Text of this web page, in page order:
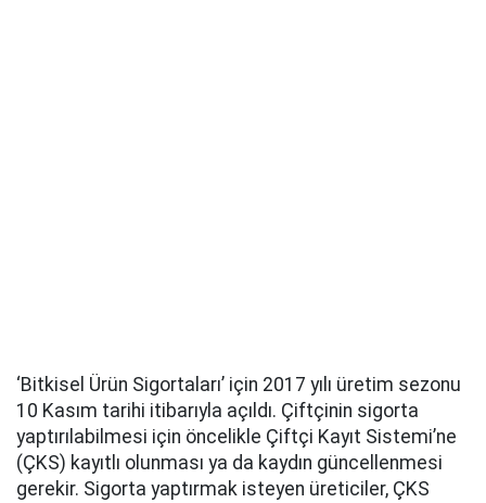
‘Bitkisel Ürün Sigortaları’ için 2017 yılı üretim sezonu
10 Kasım tarihi itibarıyla açıldı. Çiftçinin sigorta
yaptırılabilmesi için öncelikle Çiftçi Kayıt Sistemi’ne
(ÇKS) kayıtlı olunması ya da kaydın güncellenmesi
gerekir. Sigorta yaptırmak isteyen üreticiler, ÇKS